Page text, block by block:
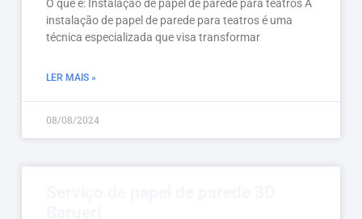
O que é: Instalação de papel de parede para teatros A
instalação de papel de parede para teatros é uma
técnica especializada que visa transformar
LER MAIS »
08/08/2024